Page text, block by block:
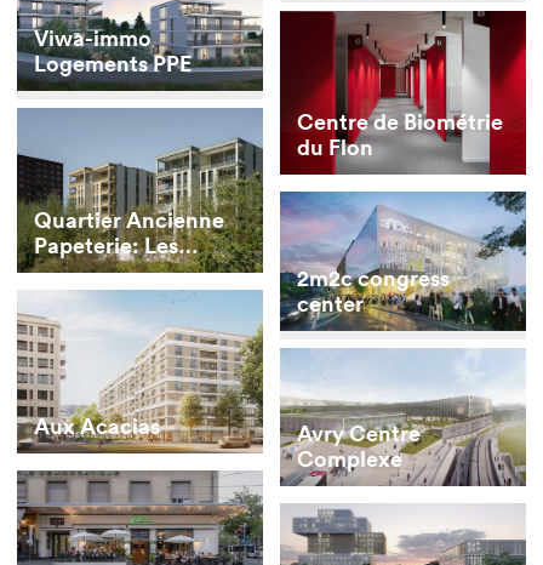
Viwa-immo
Logements PPE
Centre de Biométrie
du Flon
Quartier Ancienne
Papeterie: Les
Berges
2m2c congress
center
Aux Acacias
Avry Centre
Complexe